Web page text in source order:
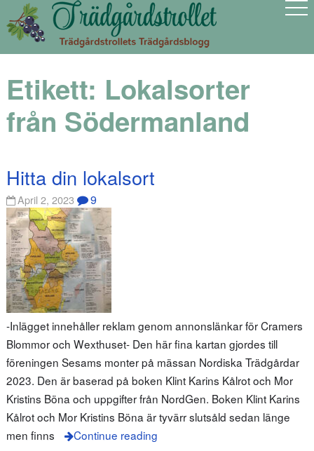
Etikett: Lokalsorter
från Södermanland
Hitta din lokalsort
April 2, 2023 9
-Inlägget innehåller reklam genom annonslänkar för Cramers
Blommor och Wexthuset- Den här fina kartan gjordes till
föreningen Sesams monter på mässan Nordiska Trädgårdar
2023. Den är baserad på boken Klint Karins Kålrot och Mor
Kristins Böna och uppgifter från NordGen. Boken Klint Karins
Kålrot och Mor Kristins Böna är tyvärr slutsåld sedan länge
men finns
Continue reading